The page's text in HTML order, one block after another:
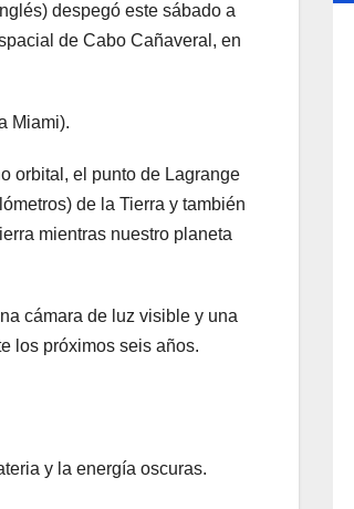
despegó este sábado a
de Cabo Cañaveral, en
Miami).
orbital, el punto de Lagrange
de la Tierra y también
mientras nuestro planeta
cámara de luz visible y una
los próximos seis años.
y la energía oscuras.